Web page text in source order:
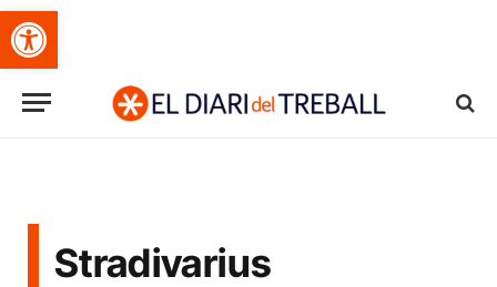
Obre la barra d'eines
Stradivarius